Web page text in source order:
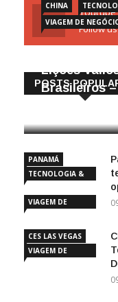
Youtube
Follow
POSTS
CHINA
VIAGEM DE
Lições
Brasileiros –
PANAMÁ
TECNOLOGIA &
VIAGEM DE
CES LAS VEGAS
VIAGEM DE